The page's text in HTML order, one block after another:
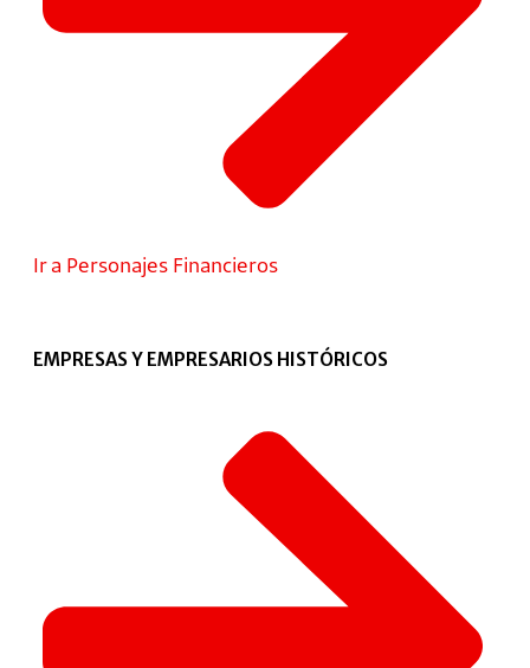
Ir a Personajes Financieros
EMPRESAS Y EMPRESARIOS HISTÓRICOS